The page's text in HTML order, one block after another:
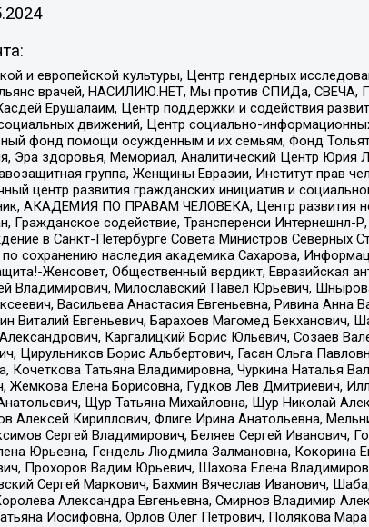
и европейской культуры, Центр гендерных
врачей, НАСИЛИЮ.НЕТ, Мы против СПИДа, СВЕЧА,
Ерушалаим, Центр поддержки и содействия
движений, Центр социально-
фонд помощи осужденным и их семьям, Фонд
Эра здоровья, Мемориал, Аналитический Центр Юрия
группа, Женщины Евразии, Институт прав
центр развития гражданских инициатив и
АКАДЕМИЯ ПО ПРАВАМ ЧЕЛОВЕКА, Центр развития
Гражданское содействие, Трансперенси Интернешнл-
в Санкт-Петербурге Совета Министров Северных
сохранению наследия академика Сахарова,
Женсовет, Общественный вердикт, Евразийская
Владимирович, Милославский Павел Юрьевич,
Васильева Анастасия Евгеньевна, Ривина Анна
Виталий Евгеньевич, Барахоев Магомед Бекханович,
Каргалицкий Борис Юльевич, Созаев
Цирульников Борис Альбертович, Гасан Ольга
Татьяна Владимировна, Чуркина Наталья
Жемкова Елена Борисовна, Гудков Лев Дмитриевич,
Щур Татьяна Михайловна, Щур Николай
Кириллович, Флиге Ирина Анатольевна,
Сергей Владимирович, Беляев Сергей Иванович,
Юрьевна, Гендель Людмила Залмановна, Кокорина
Прохоров Вадим Юрьевич, Шахова Елена
Сергей Маркович, Бахмин Вячеслав Иванович,
Александра Евгеньевна, Смирнов Владимир
Иосифовна, Орлов Олег Петрович, Полякова